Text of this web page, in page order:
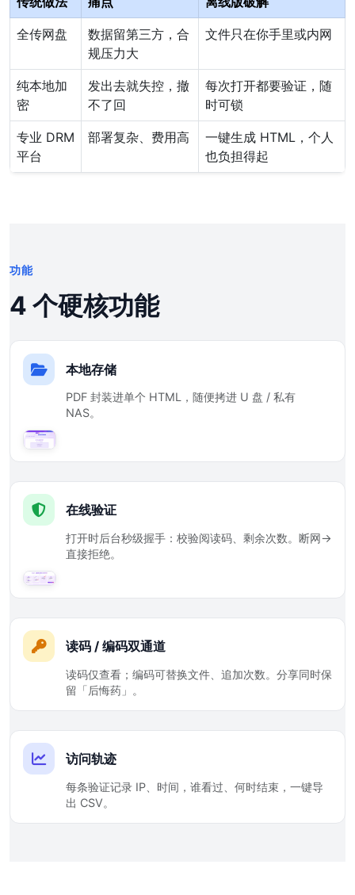
全传网盘
数据留第三方，合
规压力大
文件只在你手里或内网
纯本地加
密
发出去就失控，撤
不了回
每次打开都要验证，随
时可锁
专业 DRM
平台
部署复杂、费用高
一键生成 HTML，个人
也负担得起
功能
4 个硬核功能
本地存储
PDF 封装进单个 HTML，随便拷进 U 盘 / 私有
NAS。
在线验证
打开时后台秒级握手：校验阅读码、剩余次数。断网→
直接拒绝。
读码 / 编码双通道
读码仅查看；编码可替换文件、追加次数。分享同时保
留「后悔药」。
访问轨迹
每条验证记录 IP、时间，谁看过、何时结束，一键导
出 CSV。